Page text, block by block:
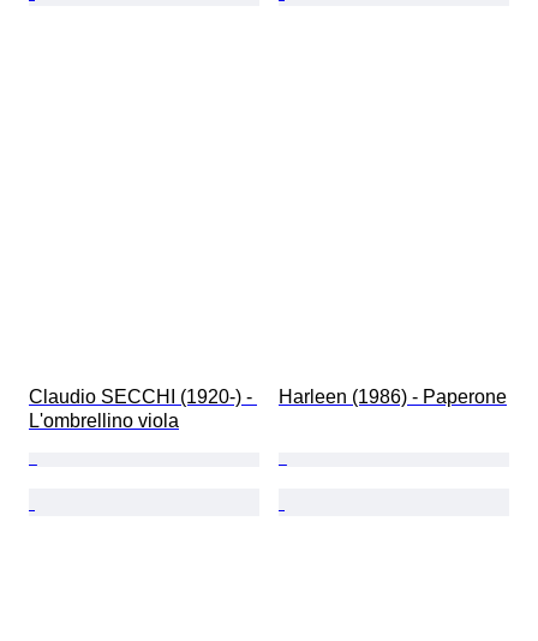
Claudio SECCHI (1920-) -
L'ombrellino viola
Harleen (1986) - Paperone